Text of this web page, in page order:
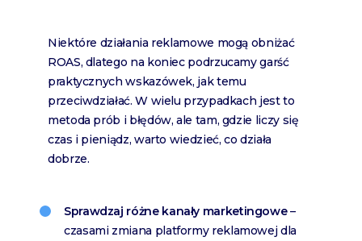
Niektóre działania reklamowe mogą obniżać
ROAS, dlatego na koniec podrzucamy garść
praktycznych wskazówek, jak temu
przeciwdziałać. W wielu przypadkach jest to
metoda prób i błędów, ale tam, gdzie liczy się
czas i pieniądz, warto wiedzieć, co działa
dobrze.
Sprawdzaj różne kanały marketingowe–
czasami zmiana platformy reklamowej dla